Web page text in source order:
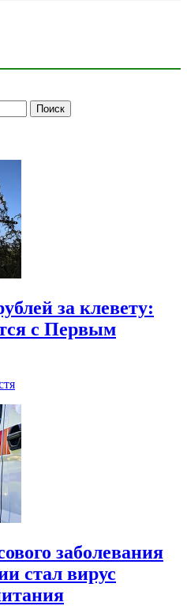
за клевету:
с Первым
заболевания
стал вирус